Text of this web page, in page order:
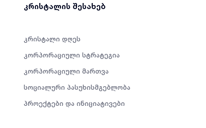
კრისტალის შესახებ
კრისტალი დღეს
კორპორაციული სტრატეგია
კორპორაციული მართვა
სოციალური პასუხისმგებლობა
პროექტები და ინიციატივები